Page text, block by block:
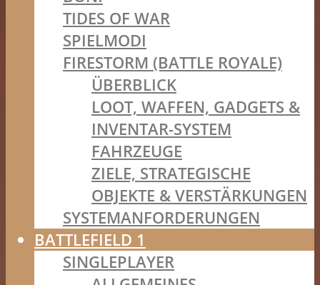
TIDES OF WAR
SPIELMODI
FIRESTORM (BATTLE ROYALE)
ÜBERBLICK
LOOT, WAFFEN, GADGETS &
INVENTAR-SYSTEM
FAHRZEUGE
ZIELE, STRATEGISCHE
OBJEKTE & VERSTÄRKUNGEN
SYSTEMANFORDERUNGEN
BATTLEFIELD 1
SINGLEPLAYER